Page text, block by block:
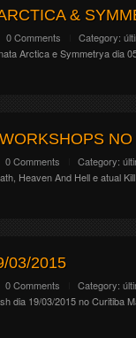
&
0 Comments Category:
Arctica e Symmetrya dia
0 Comments Category:
Heaven And Hell e atual
03/2015
0 Comments Category:
dia 19/03/2015 no Curitiba